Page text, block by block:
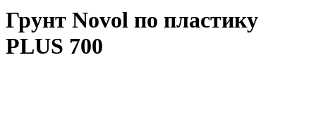
Грунт Novol по пластику
PLUS 700